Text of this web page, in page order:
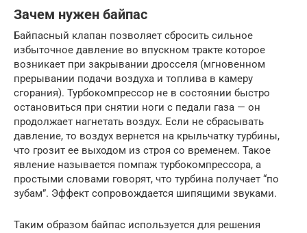
Зачем нужен байпас
Байпасный клапан позволяет сбросить сильное
избыточное давление во впускном тракте которое
возникает при закрывании дросселя (мгновенном
прерывании подачи воздуха и топлива в камеру
сгорания). Турбокомпрессор не в состоянии быстро
остановиться при снятии ноги с педали газа — он
продолжает нагнетать воздух. Если не сбрасывать
давление, то воздух вернется на крыльчатку турбины,
что грозит ее выходом из строя со временем. Такое
явление называется помпаж турбокомпрессора, а
простыми словами говорят, что турбина получает “по
зубам”. Эффект сопровождается шипящими звуками.
Таким образом байпас используется для решения